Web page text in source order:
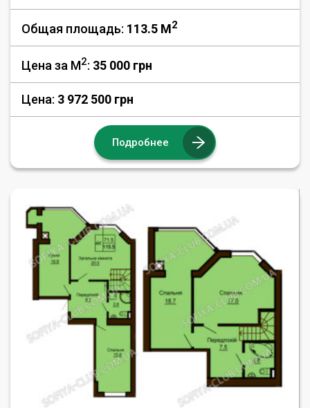
Общая площадь: 113.5 M2
Цена за М2: 35 000 грн
Цена: 3 972 500 грн
Подробнее